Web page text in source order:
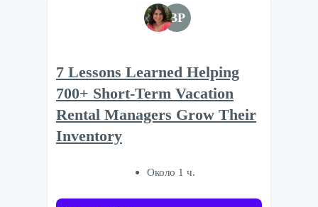
BP
7 Lessons Learned Helping
700+ Short-Term Vacation
Rental Managers Grow Their
Inventory
Около 1 ч.